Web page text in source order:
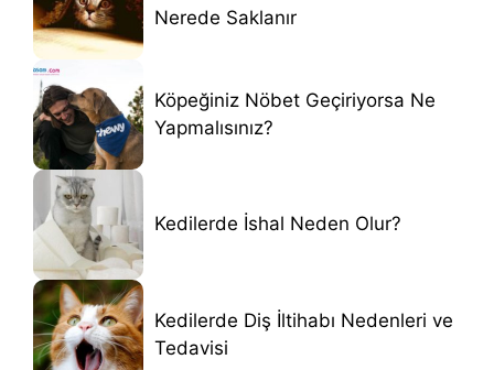
Nerede Saklanır
Köpeğiniz Nöbet Geçiriyorsa Ne
Yapmalısınız?
Kedilerde İshal Neden Olur?
Kedilerde Diş İltihabı Nedenleri ve
Tedavisi